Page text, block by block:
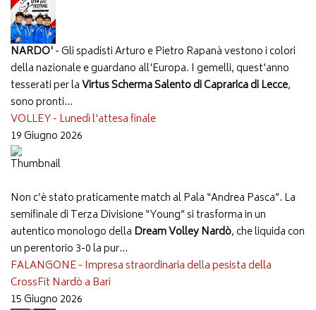
NARDO'- Gli spadisti Arturo e Pietro Rapanà vestono i colori
della nazionale e guardano all'Europa. I gemelli, quest'anno
tesserati per laVirtus Scherma Salento di Caprarica di Lecce,
sono pronti...
VOLLEY - Lunedì l'attesa finale
19 Giugno 2026
Non c’è stato praticamente match al Pala “Andrea Pasca”. La
semifinale di Terza Divisione “Young” si trasforma in un
autentico monologo della Dream Volley Nardò, che liquida con
un perentorio 3-0 la pur...
FALANGONE - Impresa straordinaria della pesista della
CrossFit Nardò a Bari
15 Giugno 2026